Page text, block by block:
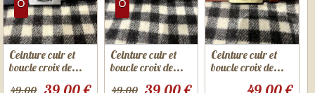
Ceinture cuir et
boucle croix de...
49,00
Ceinture cuir et
boucle croix de...
49,00
Ceinture cuir et
boucle croix de...